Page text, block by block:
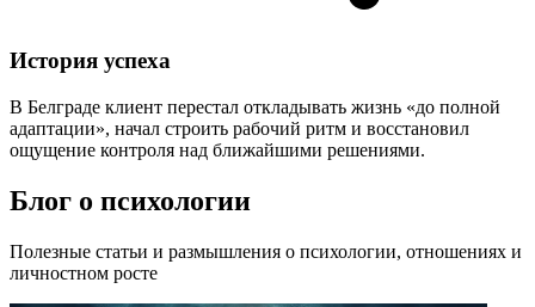
История успеха
В Белграде клиент перестал откладывать жизнь «до полной
адаптации», начал строить рабочий ритм и восстановил
ощущение контроля над ближайшими решениями.
Блог о психологии
Полезные статьи и размышления о психологии, отношениях и
личностном росте